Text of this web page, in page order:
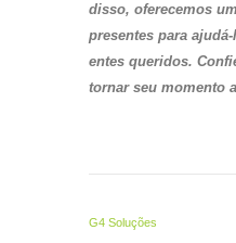
disso, oferecemos
presentes para
entes queridos.
tornar seu momento
G4 Soluções